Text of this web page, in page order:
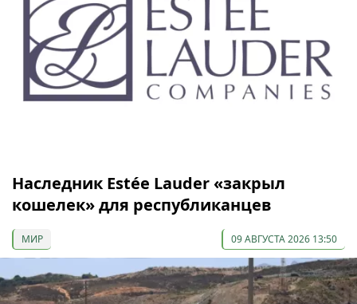
Наследник Estée Lauder «закрыл
кошелек» для республиканцев
МИР 09 АВГУСТА 2026 13:50